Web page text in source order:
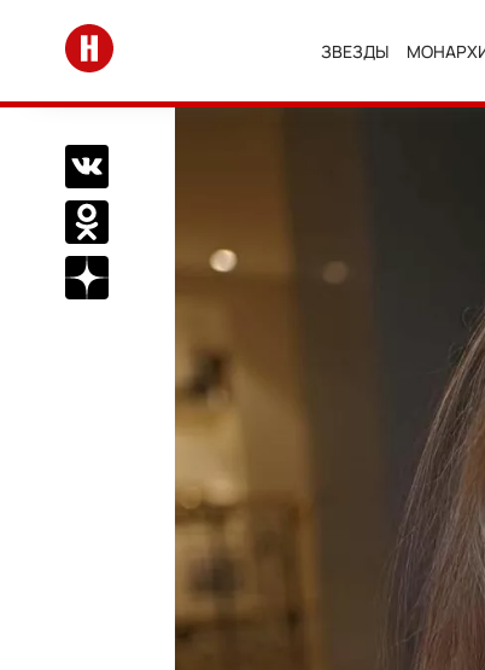
Перейти на главную
ЗВЕЗДЫ
Поделиться Вконтакте
Поделиться в Одноклассниках
Подписаться на нас в Дзен